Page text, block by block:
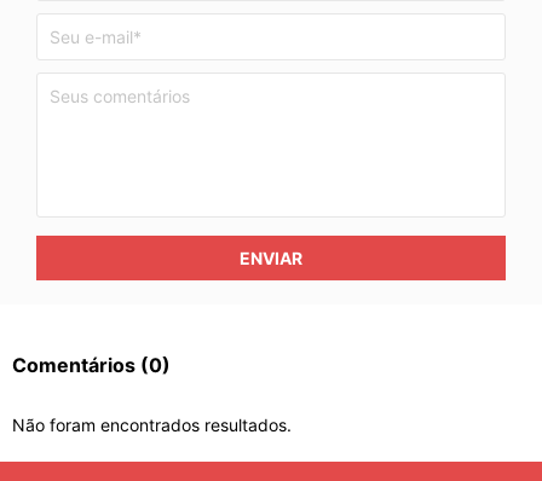
ENVIAR
Comentários (0)
Não foram encontrados resultados.